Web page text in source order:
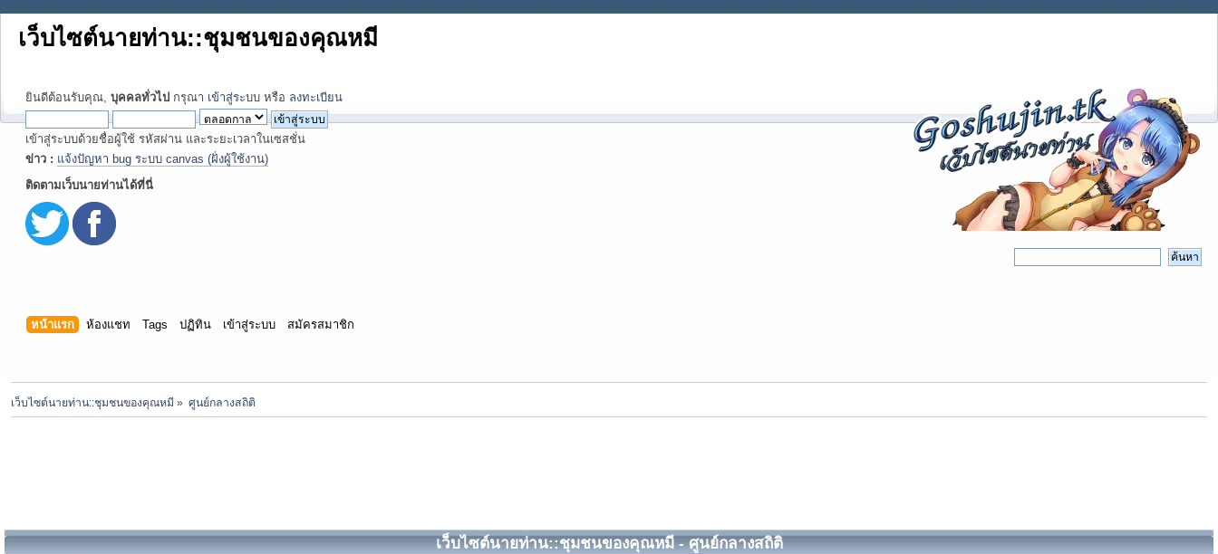
เว็บไซต์นายท่าน::ชุมชนของคุณหมี
ยินดีต้อนรับคุณ, บุคคลทั่วไป กรุณา เข้าสู่ระบบ หรือ ลงทะเบียน
เข้าสู่ระบบด้วยชื่อผู้ใช้ รหัสผ่าน และระยะเวลาในเซสชั่น
ข่าว : แจ้งปัญหา bug ระบบ canvas (ฝั่งผู้ใช้งาน)
ติดตามเว็บนายท่านได้ที่นี่
หน้าแรก ห้องแชท Tags ปฏิทิน เข้าสู่ระบบ สมัครสมาชิก
เว็บไซต์นายท่าน::ชุมชนของคุณหมี » ศูนย์กลางสถิติ
เว็บไซต์นายท่าน::ชุมชนของคุณหมี - ศูนย์กลางสถิติ